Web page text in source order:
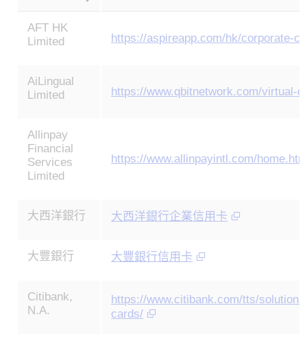
AFT HK
Limited
https://aspireapp.com/hk/corporate-
AiLingual
Limited
https://www.qbitnetwork.com/virtual-
Allinpay
Financial
Services
Limited
https://www.allinpayintl.com/
大西洋銀行 大西洋銀行企業信用卡
大豐銀行 大豐銀行信用卡
Citibank,
N.A.
https://www.citibank.com/tts/
cards/